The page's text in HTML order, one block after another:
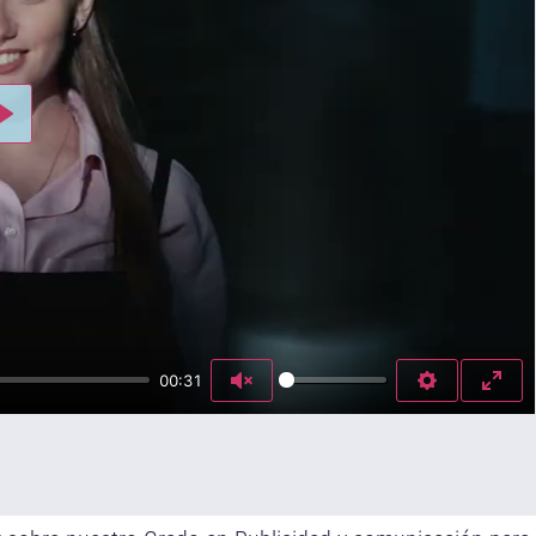
00:31
Unmute Settings
Play